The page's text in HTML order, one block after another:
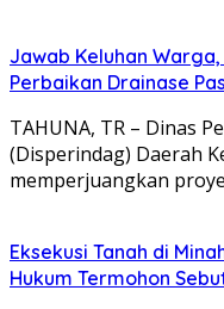
Jawab Keluhan
Perbaikan Drainase
TAHUNA, TR – Dinas
(Disperindag) Daerah
memperjuangkan
Eksekusi Tanah di
Hukum Termohon